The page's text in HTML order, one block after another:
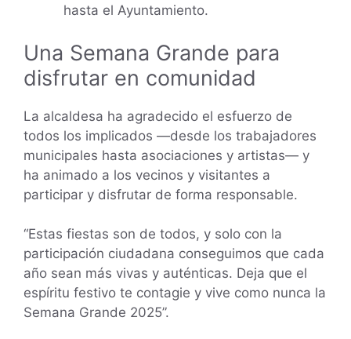
hasta el Ayuntamiento.
Una Semana Grande para
disfrutar en comunidad
La alcaldesa ha agradecido el esfuerzo de
todos los implicados —desde los trabajadores
municipales hasta asociaciones y artistas— y
ha animado a los vecinos y visitantes a
participar y disfrutar de forma responsable.
“Estas fiestas son de todos, y solo con la
participación ciudadana conseguimos que cada
año sean más vivas y auténticas. Deja que el
espíritu festivo te contagie y vive como nunca la
Semana Grande 2025”.